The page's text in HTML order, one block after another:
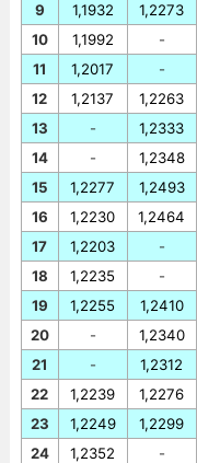
9
10
11
12
13
14
15
16
17
18
19
20
21
22
23
24
1,1932
1,1992
1,2017
1,2137
-
-
1,2277
1,2230
1,2203
1,2235
1,2255
-
-
1,2239
1,2249
1,2352
1,2273
-
-
1,2263
1,2333
1,2348
1,2493
1,2464
-
-
1,2410
1,2340
1,2312
1,2276
1,2299
-